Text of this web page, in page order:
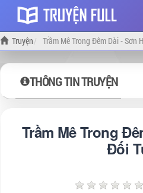
Truyện Trầm Mê Trong Đêm Dài - Sơn
THÔNG TIN TRUYỆN
Trầm Mê Trong
Đối